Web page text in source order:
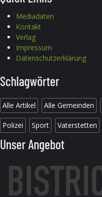
Mediadaten
Kontakt
Verlag
Impressum
Datenschutzerklärung
Schlagwörter
Alle Artikel Alle Gemeinden
Polizei Sport Vaterstetten
Unser Angebot